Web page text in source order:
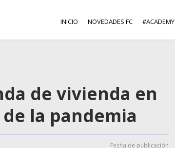
INICIO NOVEDADES FC #ACADEMY
de vivienda en
la pandemia
Fecha de publicación